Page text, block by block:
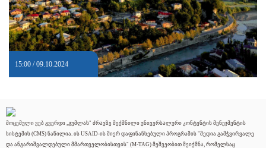
15:00 / 09.10.2024
მოცემული ვებ გვერდი „ჯუმლას" ძრავზე შექმნილი უნივერსალური კონტენტის მენეჯმენტის
სისტემის (CMS) ნაწილია. ის USAID-ის მიერ დაფინანსებული პროგრამის "მედია გამჭვირვალე
და ანგარიშვალდებული მმართველობისთვის" (M-TAG) მეშვეობით შეიქმნა, რომელსაც